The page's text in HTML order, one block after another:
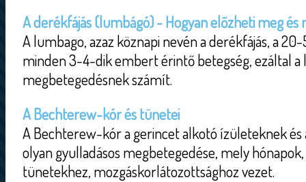
A derékfájás (lumbágó) - Hogyan előzheti meg
A lumbago, azaz köznapi nevén a derékfájás, a
minden 3-4-dik embert érintő betegség, ezáltal a
megbetegedésnek számít.
A Bechterew-kór és tünetei
A Bechterew-kór a gerincet alkotó ízületeknek
olyan gyulladásos megbetegedése, mely
tünetekhez, mozgáskorlátozottsághoz vezet.